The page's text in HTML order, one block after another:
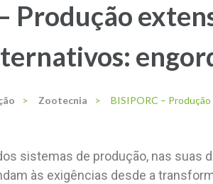
Produção
> Zootecnia > BISIPORC –
sistemas de produção, nas suas
às exigências desde a